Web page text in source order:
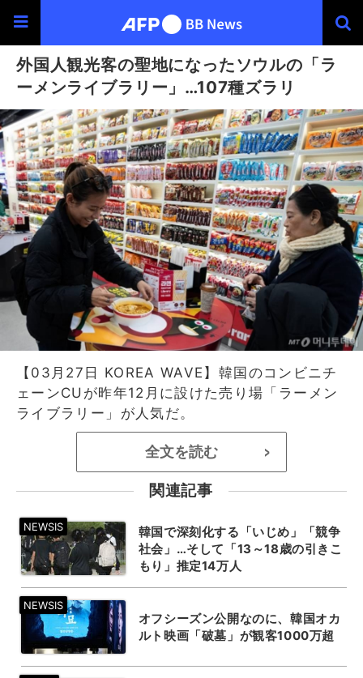
外国人観光客の聖地になったソウルの「ラ
ーメンライブラリー」…107種ズラリ
【03月27日 KOREA WAVE】韓国のコンビニチ
ェーンCUが昨年12月に設けた売り場「ラーメン
ライブラリー」が人気だ。
全文を読む >
関連記事
韓国で深刻化する「いじめ」「競争
社会」…そして「13～18歳の引きこ
もり」推定14万人
オフシーズン公開なのに、韓国オカ
ルト映画「破墓」が観客1000万超